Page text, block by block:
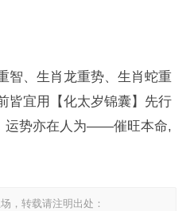
智、生肖龙重势、生肖蛇重
皆宜用【化太岁锦囊】先行
运势亦在人为——催旺本命,
，转载请注明出处：